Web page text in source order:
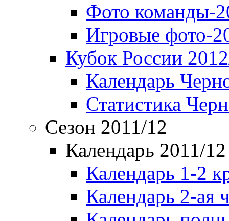
Фото команды-
Игровые фото-
Кубок России
Календарь
Статистика
Сезон 2011/12
Календарь 2011/12
Календарь 1-2
Календарь 2-ая